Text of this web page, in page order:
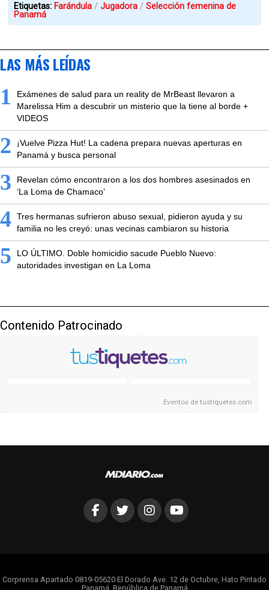
Etiquetas: Farándula Jugadora
Selección femenina de
Panamá
LAS MÁS LEÍDAS
1
Exámenes de salud para un reality de MrBeast llevaron a
Marelissa Him a descubrir un misterio que la tiene al borde +
VIDEOS
2
¡Vuelve Pizza Hut! La cadena prepara nuevas aperturas en
Panamá y busca personal
3
Revelan cómo encontraron a los dos hombres asesinados en
‘La Loma de Chamaco’
4 Tres hermanas sufrieron abuso sexual, pidieron ayuda y su
familia no les creyó: unas vecinas cambiaron su historia
5
LO ÚLTIMO. Doble homicidio sacude Pueblo Nuevo:
autoridades investigan en La Loma
Contenido Patrocinado
Eventos detustiquetes.com
Corprensa Apartado 0819-05620 El Dorado Ave. 12 de Octubre, Hato Pintado
Panamá, República de Panamá